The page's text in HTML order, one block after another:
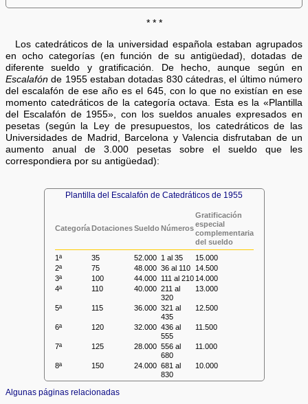
* * *
Los catedráticos de la universidad española estaban agrupados
en ocho categorías (en función de su antigüedad), dotadas de
diferente sueldo y gratificación. De hecho, aunque según en
Escalafón de 1955 estaban dotadas 830 cátedras, el último número
del escalafón de ese año es el 645, con lo que no existían en ese
momento catedráticos de la categoría octava. Esta es la «Plantilla
del Escalafón de 1955», con los sueldos anuales expresados en
pesetas (según la Ley de presupuestos, los catedráticos de las
Universidades de Madrid, Barcelona y Valencia disfrutaban de un
aumento anual de 3.000 pesetas sobre el sueldo que les
correspondiera por su antigüedad):
Plantilla del Escalafón de Catedráticos de 1955
Categoría Dotaciones Sueldo Números
Gratificación
especial
complementaria
del sueldo
1ª
35 52.000 1 al 35
15.000
2ª
75 48.000 36 al 110
14.500
3ª
100 44.000 111 al 210 14.000
4ª
110 40.000 211 al
320
13.000
5ª 115 36.000 321 al
435
12.500
6ª 120 32.000 436 al
555
11.500
7ª 125 28.000 556 al
680
11.000
8ª 150 24.000 681 al
830
10.000
Algunas páginas relacionadas